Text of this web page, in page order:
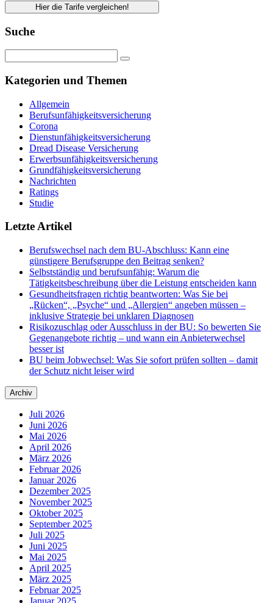
Hier die Tarife vergleichen!
Suche
Kategorien und Themen
Allgemein
Berufsunfähigkeitsversicherung
Corona
Dienstunfähigkeitsversicherung
Dread Disease Versicherung
Erwerbsunfähigkeitsversicherung
Grundfähigkeitsversicherung
Nachrichten
Ratings
Studie
Letzte Artikel
Berufswechsel nach dem BU-Abschluss: Kann eine
günstigere Berufsgruppe den Beitrag senken?
Selbstständig und berufsunfähig: Warum die
Tätigkeitsbeschreibung über die Leistung entscheiden kann
Gesundheitsfragen richtig beantworten: Was Sie bei
„Rücken“, „Psyche“ und „Allergien“ angeben müssen –
inklusive Strategie bei unklaren Diagnosen
Risikozuschlag oder Ausschluss in der BU: So bewerten Sie
Gegenangebote richtig – und wann ein Anbieterwechsel
besser ist
BU beim Jobwechsel: Was Sie sofort prüfen sollten – damit
der Schutz nicht leiser wird
Archiv
Juli 2026
Juni 2026
Mai 2026
April 2026
März 2026
Februar 2026
Januar 2026
Dezember 2025
November 2025
Oktober 2025
September 2025
Juli 2025
Juni 2025
Mai 2025
April 2025
März 2025
Februar 2025